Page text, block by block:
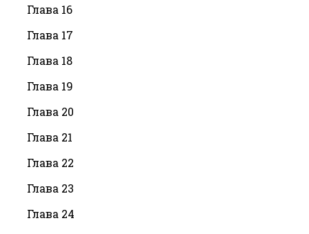
Глава 16
Глава 17
Глава 18
Глава 19
Глава 20
Глава 21
Глава 22
Глава 23
Глава 24